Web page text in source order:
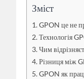
Зміст
GPON це не
Технологія
Чим
Різниця між
GPON як